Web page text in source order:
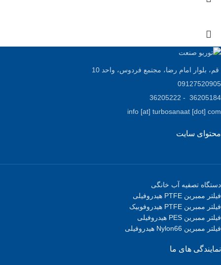
قم، بلوار امام رضا، مجتمع فردوس، واحد 10
09127520905
36205184 - 36205222
info [at] turbosanaat [dot] com
محتوای سایت
دستگاه تصفیه آب خانگی
فیلتر ممبرین PTFE هیدروفیلی
فیلتر ممبرین PTFE هیدروفوبیک
فیلتر ممبرین PES هیدروفیلی
فیلتر ممبرین Nylon66 هیدروفیلی
نمایندگی های ما